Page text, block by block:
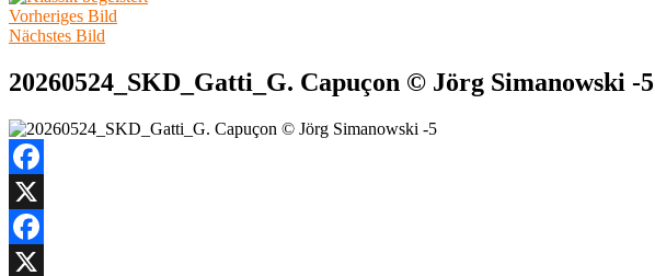
Vorheriges Bild
Nächstes Bild
20260524_SKD_Gatti_G. Capuçon © Jörg Simanowski -5
Facebook
X
Facebook